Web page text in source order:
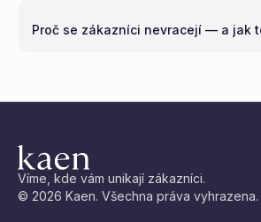
Proč se zákazníci nevracejí — a jak
Víme, kde vám unikají zákazníci.
© 2026 Kaen. Všechna práva vyhrazena.